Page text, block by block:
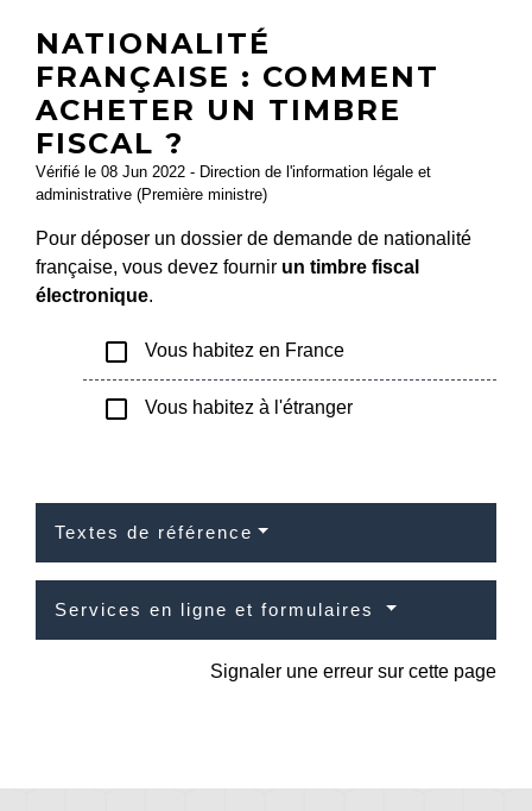
NATIONALITÉ
FRANÇAISE : COMMENT
ACHETER UN TIMBRE
FISCAL ?
Vérifié le 08 Jun 2022 - Direction de l'information légale et
administrative (Première ministre)
Pour déposer un dossier de demande de nationalité
française, vous devez fournir un timbre fiscal
électronique.
check_box_outline_blank Vous habitez en France
check_box_outline_blank Vous habitez à l'étranger
Textes de référence
Services en ligne et formulaires
Signaler une erreur sur cette page